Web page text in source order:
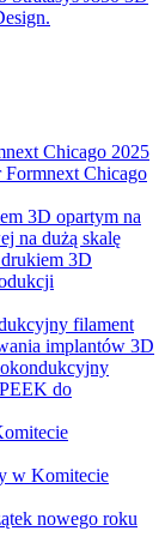
Formnext Chicago
3D
do
w Komitecie